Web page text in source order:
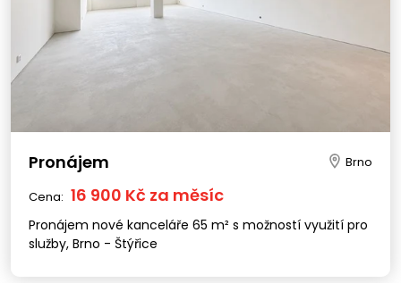
Pronájem Brno
Cena: 16 900 Kč za měsíc
Pronájem nové kanceláře 65 m² s možností využití pro
služby, Brno - Štýřice